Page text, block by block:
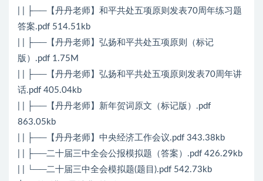
| | ├──【丹丹老师】和平共处五项原则发表70周年练习题
答案.pdf 514.51kb
| | ├──【丹丹老师】弘扬和平共处五项原则（标记
版）.pdf 1.75M
| | ├──【丹丹老师】弘扬和平共处五项原则发表70周年讲
话.pdf 405.04kb
| | ├──【丹丹老师】新年贺词原文（标记版）.pdf
863.05kb
| | ├──【丹丹老师】中央经济工作会议.pdf 343.38kb
| | ├──二十届三中全会公报模拟题（答案）.pdf 426.29kb
| | └──二十届三中全会模拟题(题目).pdf 542.73kb